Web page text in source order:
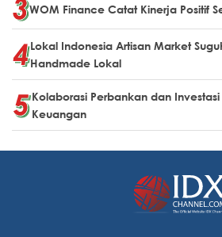
WOM Finance Catat Kinerja Positif
Lokal Indonesia Artisan Market
Handmade Lokal
Kolaborasi Perbankan dan
Keuangan